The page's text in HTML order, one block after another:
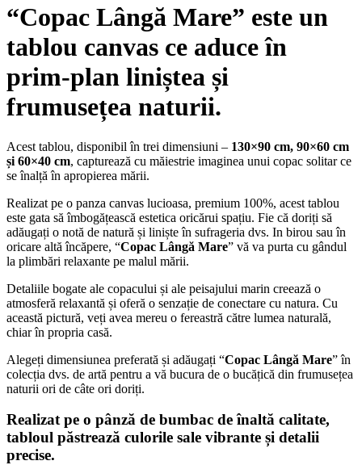
“Copac Lângă Mare” este un
tablou canvas ce aduce în
prim-plan liniștea și
frumusețea naturii.
Acest tablou, disponibil în trei dimensiuni – 130×90 cm, 90×60 cm
și 60×40 cm, capturează cu măiestrie imaginea unui copac solitar ce
se înalță în apropierea mării.
Realizat pe o panza canvas lucioasa, premium 100%, acest tablou
este gata să îmbogățească estetica oricărui spațiu. Fie că doriți să
adăugați o notă de natură și liniște în sufrageria dvs. In birou sau în
oricare altă încăpere, “Copac Lângă Mare” vă va purta cu gândul
la plimbări relaxante pe malul mării.
Detaliile bogate ale copacului și ale peisajului marin creează o
atmosferă relaxantă și oferă o senzație de conectare cu natura. Cu
această pictură, veți avea mereu o fereastră către lumea naturală,
chiar în propria casă.
Alegeți dimensiunea preferată și adăugați “Copac Lângă Mare” în
colecția dvs. de artă pentru a vă bucura de o bucățică din frumusețea
naturii ori de câte ori doriți.
Realizat pe o pânză de bumbac de înaltă calitate,
tabloul păstrează culorile sale vibrante și detalii
precise.